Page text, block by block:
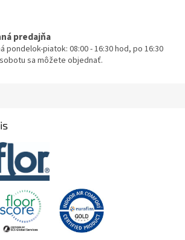
predajňa
pondelok-piatok: 08:00 - 16:30 hod, po 16:30
sa môžete objednať.